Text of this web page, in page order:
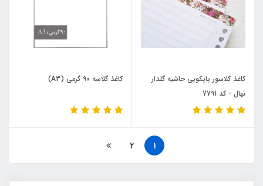
کاغذ کلاسور پاپکویی حاشیه گلدار
نهال - کد 7791
کاغذ گلاسه 90 گرمی (A3)
1
2